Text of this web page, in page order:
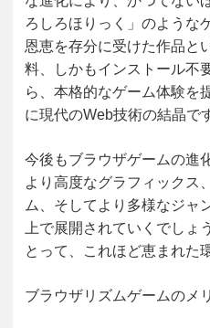
ろしろほりっく」のような
恩恵を存分に受けた作品と
料、しかもインストール不
ら、本格的なゲーム体験を
に現代のWeb技術の結晶で
今後もブラウザゲームの進
より高度なグラフィックス
ム、そしてより多様なジャ
上で展開されていくでしょ
とって、これほど恵まれた
ブラウザリズムゲームのメ